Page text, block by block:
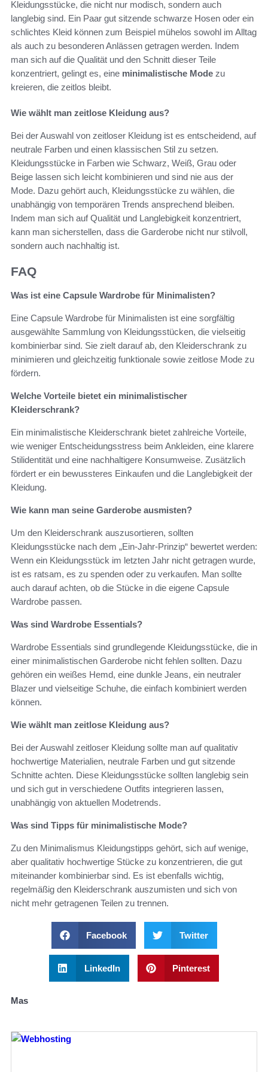
Kleidungsstücke, die nicht nur modisch, sondern auch
langlebig sind. Ein Paar gut sitzende schwarze Hosen oder ein
schlichtes Kleid können zum Beispiel mühelos sowohl im Alltag
als auch zu besonderen Anlässen getragen werden. Indem
man sich auf die Qualität und den Schnitt dieser Teile
konzentriert, gelingt es, eine minimalistische Mode zu
kreieren, die zeitlos bleibt.
Wie wählt man zeitlose Kleidung aus?
Bei der Auswahl von zeitloser Kleidung ist es entscheidend, auf
neutrale Farben und einen klassischen Stil zu setzen.
Kleidungsstücke in Farben wie Schwarz, Weiß, Grau oder
Beige lassen sich leicht kombinieren und sind nie aus der
Mode. Dazu gehört auch, Kleidungsstücke zu wählen, die
unabhängig von temporären Trends ansprechend bleiben.
Indem man sich auf Qualität und Langlebigkeit konzentriert,
kann man sicherstellen, dass die Garderobe nicht nur stilvoll,
sondern auch nachhaltig ist.
FAQ
Was ist eine Capsule Wardrobe für Minimalisten?
Eine Capsule Wardrobe für Minimalisten ist eine sorgfältig
ausgewählte Sammlung von Kleidungsstücken, die vielseitig
kombinierbar sind. Sie zielt darauf ab, den Kleiderschrank zu
minimieren und gleichzeitig funktionale sowie zeitlose Mode zu
fördern.
Welche Vorteile bietet ein minimalistischer
Kleiderschrank?
Ein minimalistische Kleiderschrank bietet zahlreiche Vorteile,
wie weniger Entscheidungsstress beim Ankleiden, eine klarere
Stilidentität und eine nachhaltigere Konsumweise. Zusätzlich
fördert er ein bewussteres Einkaufen und die Langlebigkeit der
Kleidung.
Wie kann man seine Garderobe ausmisten?
Um den Kleiderschrank auszusortieren, sollten
Kleidungsstücke nach dem „Ein-Jahr-Prinzip“ bewertet werden:
Wenn ein Kleidungsstück im letzten Jahr nicht getragen wurde,
ist es ratsam, es zu spenden oder zu verkaufen. Man sollte
auch darauf achten, ob die Stücke in die eigene Capsule
Wardrobe passen.
Was sind Wardrobe Essentials?
Wardrobe Essentials sind grundlegende Kleidungsstücke, die in
einer minimalistischen Garderobe nicht fehlen sollten. Dazu
gehören ein weißes Hemd, eine dunkle Jeans, ein neutraler
Blazer und vielseitige Schuhe, die einfach kombiniert werden
können.
Wie wählt man zeitlose Kleidung aus?
Bei der Auswahl zeitloser Kleidung sollte man auf qualitativ
hochwertige Materialien, neutrale Farben und gut sitzende
Schnitte achten. Diese Kleidungsstücke sollten langlebig sein
und sich gut in verschiedene Outfits integrieren lassen,
unabhängig von aktuellen Modetrends.
Was sind Tipps für minimalistische Mode?
Zu den Minimalismus Kleidungstipps gehört, sich auf wenige,
aber qualitativ hochwertige Stücke zu konzentrieren, die gut
miteinander kombinierbar sind. Es ist ebenfalls wichtig,
regelmäßig den Kleiderschrank auszumisten und sich von
nicht mehr getragenen Teilen zu trennen.
Facebook Twitter
LinkedIn Pinterest
Mas